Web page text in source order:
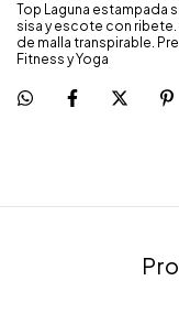
Top Laguna estampada
sisa y escote con
de malla transpirable.
Fitness y Yoga